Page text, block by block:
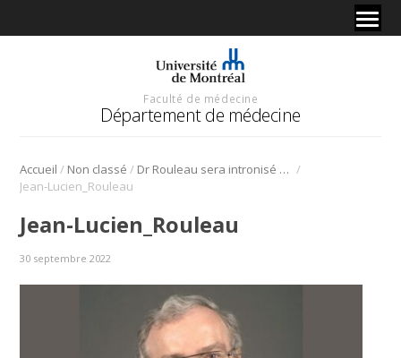
Faculté de médecine
Département de médecine
Accueil / Non classé / Dr Rouleau sera intronisé au Temple de la renommée médicale canadienne /
Jean-Lucien_Rouleau
Jean-Lucien_Rouleau
30 septembre 2022